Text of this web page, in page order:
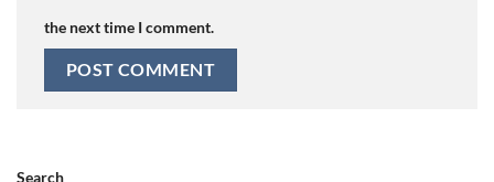
the next time I comment.
Search